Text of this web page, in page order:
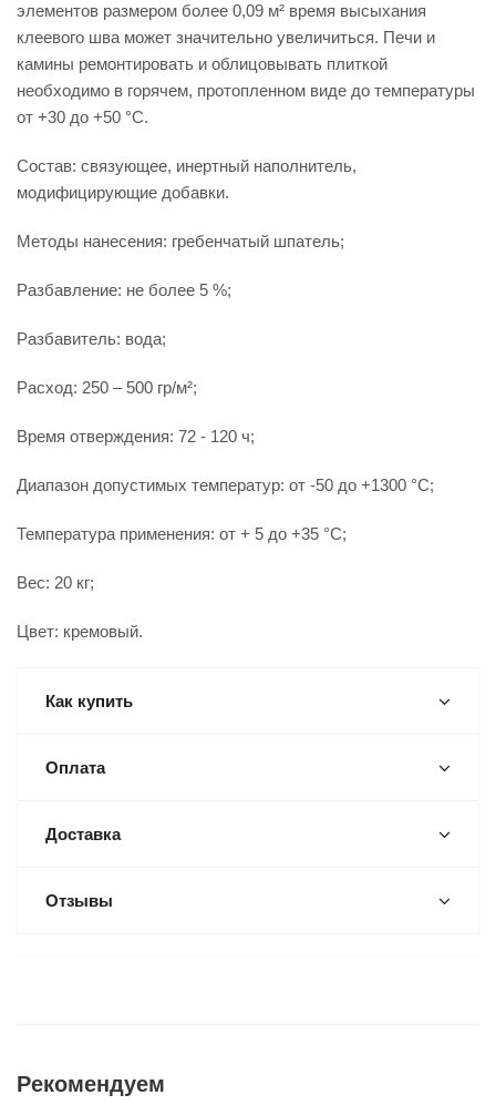
элементов размером более 0,09 м² время высыхания
клеевого шва может значительно увеличиться. Печи и
камины ремонтировать и облицовывать плиткой
необходимо в горячем, протопленном виде до температуры
от +30 до +50 °С.
Состав: связующее, инертный наполнитель,
модифицирующие добавки.
Методы нанесения: гребенчатый шпатель;
Разбавление: не более 5 %;
Разбавитель: вода;
Расход: 250 – 500 гр/м²;
Время отверждения: 72 - 120 ч;
Диапазон допустимых температур: от -50 до +1300 °С;
Температура применения: от + 5 до +35 °С;
Вес: 20 кг;
Цвет: кремовый.
Как купить
Оплата
Доставка
Отзывы
Рекомендуем